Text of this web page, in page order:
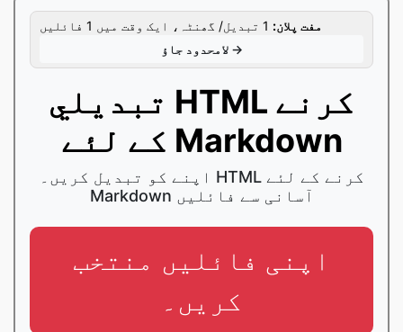
مفت پلان:
لامحدود جاؤ →
تبديلي HTML کرنے
کے لئے Markdown
اپنے کو تبدیل کریں۔ HTML کرنے کے لئے
Markdown آسانی سے فائلیں
اپنی فائلیں منتخب
کریں۔